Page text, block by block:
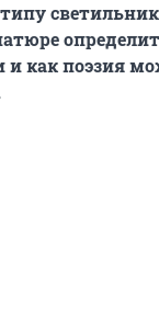
и как поэзия